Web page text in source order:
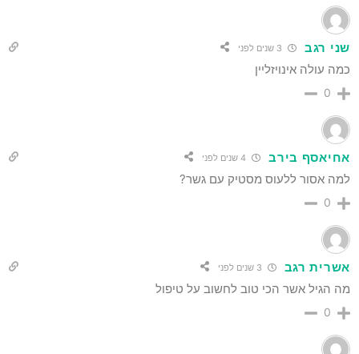
שני רגב
כמה עולה אינויזליין
0
אחיאסף בירב
למה אסור ללעוס מסטיק עם גשר?
0
אשרית רגב
מה הגיל אשר הכי טוב לחשוב על טיפול
0